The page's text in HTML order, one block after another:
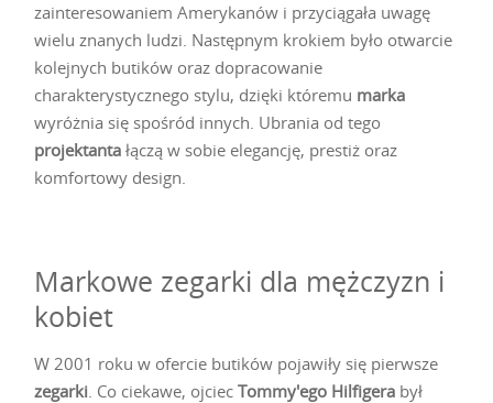
zainteresowaniem Amerykanów i przyciągała uwagę
wielu znanych ludzi. Następnym krokiem było otwarcie
kolejnych butików oraz dopracowanie
charakterystycznego stylu, dzięki któremu marka
wyróżnia się spośród innych. Ubrania od tego
projektanta łączą w sobie elegancję, prestiż oraz
komfortowy design.
Markowe zegarki dla mężczyzn i
kobiet
W 2001 roku w ofercie butików pojawiły się pierwsze
zegarki. Co ciekawe, ojciecTommy'ego Hilfigera był